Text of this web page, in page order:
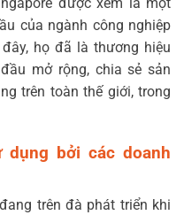
của ngành công nghiệp
họ đã là thương hiệu
mở rộng, chia sẻ sản
trên toàn thế giới, trong
dụng bởi các doanh
trên đà phát triển khi